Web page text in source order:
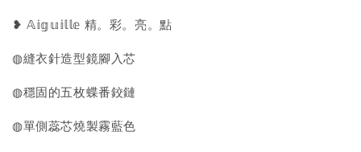
❥ 𝔸𝕚𝕘𝕦𝕚𝕝𝕝𝕖 精。彩。亮。點
◍縫衣針造型鏡腳入芯
◍穩固的五枚蝶番鉸鏈
◍單側蕊芯燒製霧藍色